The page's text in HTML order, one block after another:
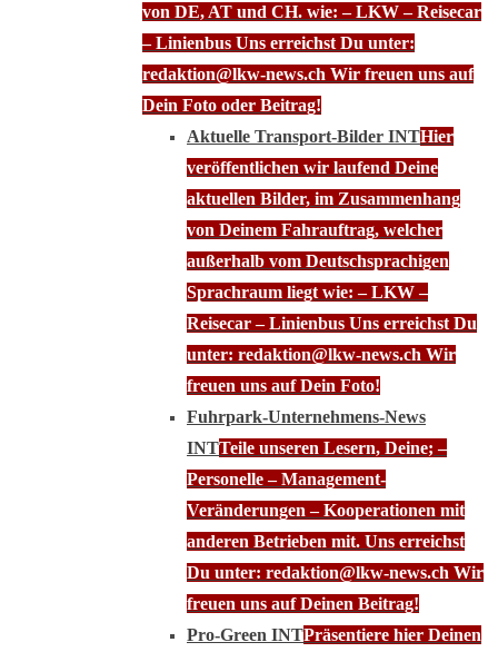
von DE, AT und CH. wie: – LKW – Reisecar
– Linienbus Uns erreichst Du unter:
redaktion@lkw-news.ch Wir freuen uns auf
Dein Foto oder Beitrag!
Aktuelle Transport-Bilder INTHier
veröffentlichen wir laufend Deine
aktuellen Bilder, im Zusammenhang
von Deinem Fahrauftrag, welcher
außerhalb vom Deutschsprachigen
Sprachraum liegt wie: – LKW –
Reisecar – Linienbus Uns erreichst Du
unter: redaktion@lkw-news.ch Wir
freuen uns auf Dein Foto!
Fuhrpark-Unternehmens-News
INTTeile unseren Lesern, Deine; –
Personelle – Management-
Veränderungen – Kooperationen mit
anderen Betrieben mit. Uns erreichst
Du unter: redaktion@lkw-news.ch Wir
freuen uns auf Deinen Beitrag!
Pro-Green INTPräsentiere hier Deinen